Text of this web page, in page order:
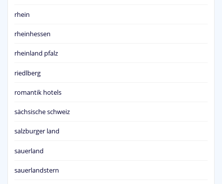
rhein
rheinhessen
rheinland pfalz
riedlberg
romantik hotels
sächsische schweiz
salzburger land
sauerland
sauerlandstern